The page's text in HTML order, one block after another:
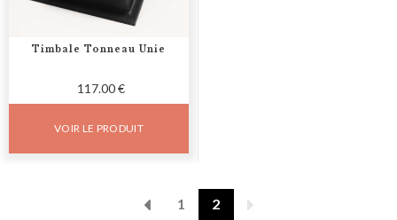
Timbale Tonneau Unie
117.00 €
VOIR LE PRODUIT
1 2